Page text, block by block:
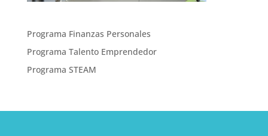
Programa Finanzas Personales
Programa Talento Emprendedor
Programa STEAM